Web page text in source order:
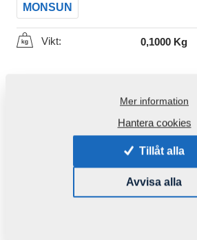
nedladdning
MONSUN
Vikt: 0,1000 Kg
Mer information
Hantera cookies
Tillåt alla
Avvisa alla